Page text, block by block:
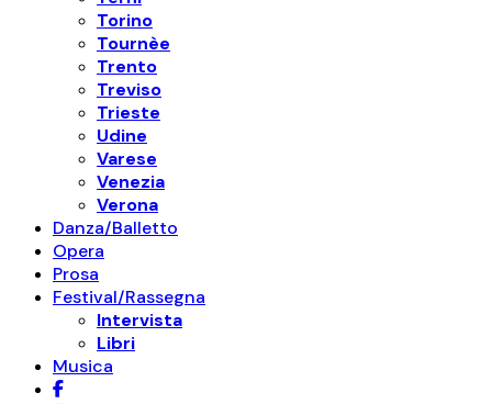
Torino
Tournèe
Trento
Treviso
Trieste
Udine
Varese
Venezia
Verona
Danza/Balletto
Opera
Prosa
Festival/Rassegna
Intervista
Libri
Musica